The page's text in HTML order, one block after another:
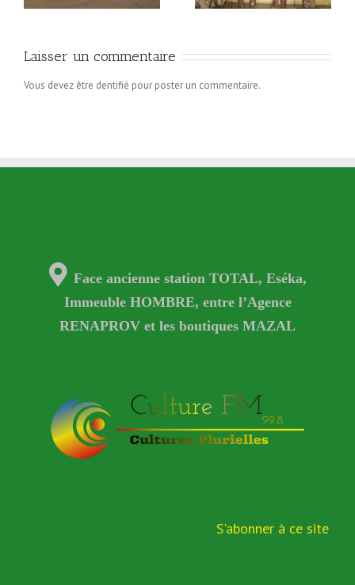
Laisser un commentaire
Vous devez être dentifié pour poster un commentaire.
Face ancienne station TOTAL, Eséka,
Immeuble HOMBRE, entre l’Agence
RENAPROV et les boutiques MAZAL
S'abonner à ce site